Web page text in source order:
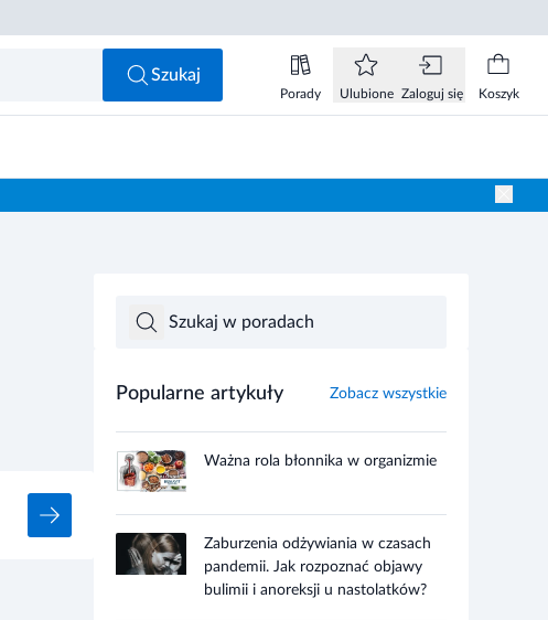
Szukaj
Porady Ulubione Zaloguj się Koszyk
Popularne artykuły Zobacz wszystkie
Ważna rola błonnika w organizmie
Zaburzenia odżywiania w czasach
pandemii. Jak rozpoznać objawy
bulimii i anoreksji u nastolatków?